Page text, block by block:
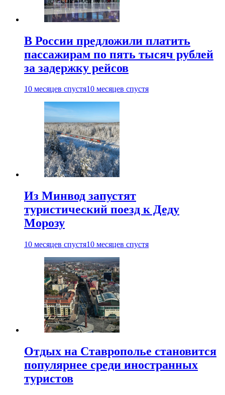
В России предложили платить
пассажирам по пять тысяч рублей
за задержку рейсов
10 месяцев спустя10 месяцев спустя
Из Минвод запустят
туристический поезд к Деду
Морозу
10 месяцев спустя10 месяцев спустя
Отдых на Ставрополье становится
популярнее среди иностранных
туристов